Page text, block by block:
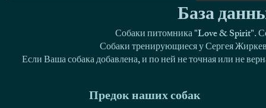
База
Собаки питомника "Love & Spirit".
Собаки тренирующиеся у Сергея
Если Ваша собака добавлена, и по ней не точная или не
Предок наших собак